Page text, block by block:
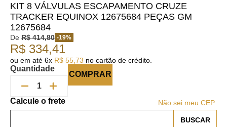
KIT 8 VÁLVULAS ESCAPAMENTO CRUZE
TRACKER EQUINOX 12675684 PEÇAS GM
12675684
De R$ 414,80 -19%
R$ 334,41
ou em até 6x R$ 55 73 no cartão de crédito.
Quantidade
COMPRAR
Não sei meu CEP